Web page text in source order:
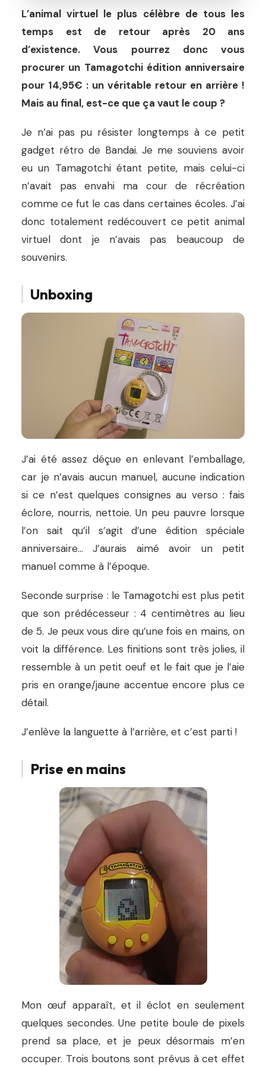
L’animal virtuel le plus célèbre de tous les
temps est de retour après 20 ans
d’existence. Vous pourrez donc vous
procurer un Tamagotchi édition anniversaire
pour 14,95€ : un véritable retour en arrière !
Mais au final, est-ce que ça vaut le coup ?
Je n’ai pas pu résister longtemps à ce petit
gadget rétro de Bandai. Je me souviens avoir
eu un Tamagotchi étant petite, mais celui-ci
n’avait pas envahi ma cour de récréation
comme ce fut le cas dans certaines écoles. J’ai
donc totalement redécouvert ce petit animal
virtuel dont je n’avais pas beaucoup de
souvenirs.
Unboxing
J’ai été assez déçue en enlevant l’emballage,
car je n’avais aucun manuel, aucune indication
si ce n’est quelques consignes au verso : fais
éclore, nourris, nettoie. Un peu pauvre lorsque
l’on sait qu’il s’agit d’une édition spéciale
anniversaire… J’aurais aimé avoir un petit
manuel comme à l’époque.
Seconde surprise : le Tamagotchi est plus petit
que son prédécesseur : 4 centimètres au lieu
de 5. Je peux vous dire qu’une fois en mains, on
voit la différence. Les finitions sont très jolies, il
ressemble à un petit oeuf et le fait que je l’aie
pris en orange/jaune accentue encore plus ce
détail.
J’enlève la languette à l’arrière, et c’est parti !
Prise en mains
Mon œuf apparaît, et il éclot en seulement
quelques secondes. Une petite boule de pixels
prend sa place, et je peux désormais m’en
occuper. Trois boutons sont prévus à cet effet